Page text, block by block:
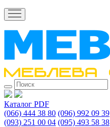
Каталог PDF
(066) 444 38 80 (096) 992 09 39
(093) 251 00 04 (095) 493 58 38